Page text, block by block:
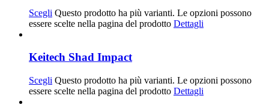
Scegli Questo prodotto ha più varianti. Le opzioni possono
essere scelte nella pagina del prodotto Dettagli
Keitech Shad Impact
Scegli Questo prodotto ha più varianti. Le opzioni possono
essere scelte nella pagina del prodotto Dettagli